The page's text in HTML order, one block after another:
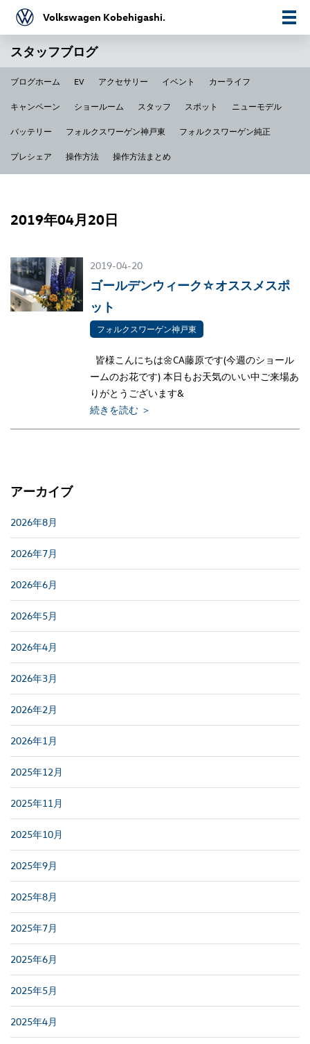
Volkswagen Kobehigashi.
スタッフブログ
ブログホーム EV アクセサリー イベント カーライフ
キャンペーン ショールーム スタッフ スポット ニューモデル
バッテリー フォルクスワーゲン神戸東 フォルクスワーゲン純正
プレシェア 操作方法 操作方法まとめ
2019年04月20日
2019-04-20
ゴールデンウィーク☆オススメスポ
ット
フォルクスワーゲン神戸東
皆様こんにちは🌼CA藤原です(今週のショール
ームのお花です) 本日もお天気のいい中ご来場あ
りがとうございます&
続きを読む ＞
アーカイブ
2026年8月
2026年7月
2026年6月
2026年5月
2026年4月
2026年3月
2026年2月
2026年1月
2025年12月
2025年11月
2025年10月
2025年9月
2025年8月
2025年7月
2025年6月
2025年5月
2025年4月